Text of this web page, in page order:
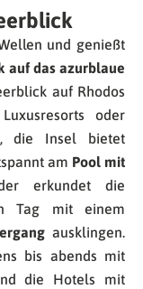
und genießt
auf das azurblaue
auf Rhodos
oder
die Insel bietet
am Pool mit
erkundet die
Tag mit einem
ausklingen.
bis abends mit
die Hotels mit